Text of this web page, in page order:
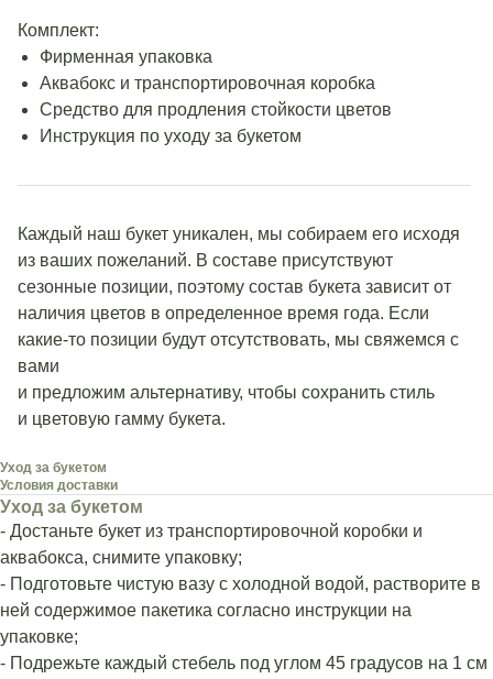
Комплект:
Фирменная упаковка
Аквабокс и транспортировочная коробка
Средство для продления стойкости цветов
Инструкция по уходу за букетом
Каждый наш букет уникален, мы собираем его исходя
из ваших пожеланий. В составе присутствуют
сезонные позиции, поэтому состав букета зависит от
наличия цветов в определенное время года. Если
какие-то позиции будут отсутствовать, мы свяжемся с
вами
и предложим альтернативу, чтобы сохранить стиль
и цветовую гамму букета.
Уход за букетом
Условия доставки
Уход за букетом
- Достаньте букет из транспортировочной коробки и
аквабокса, снимите упаковку;
- Подготовьте чистую вазу с холодной водой, растворите в
ней содержимое пакетика согласно инструкции на
упаковке;
- Подрежьте каждый стебель под углом 45 градусов на 1 см